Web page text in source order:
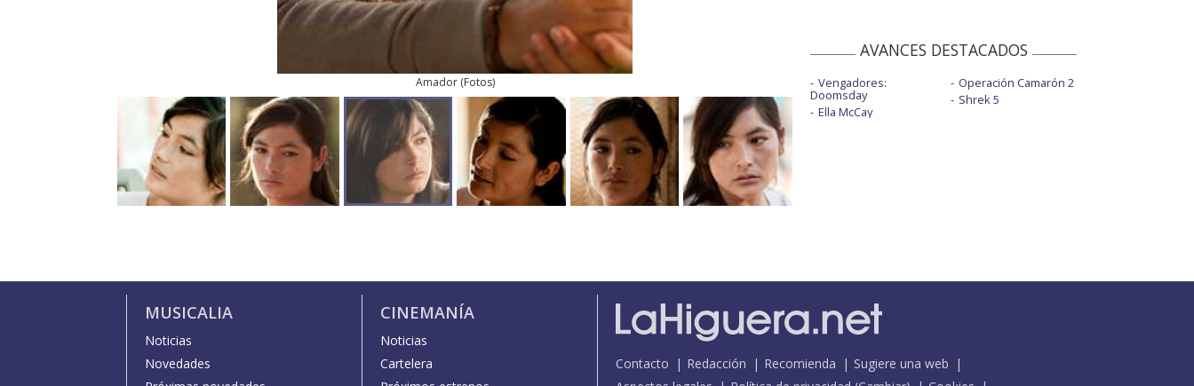
Amador(Fotos)
AVANCES DESTACADOS
Vengadores:
Doomsday
Ella McCay
Operación Camarón 2
Shrek 5
MUSICALIA
Noticias
Novedades
CINEMANÍA
Noticias
Cartelera
Contacto Redacción Recomienda
Sugiere una web